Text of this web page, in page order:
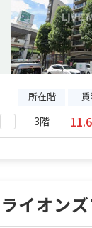
所在階
3階 11.6
ライオン